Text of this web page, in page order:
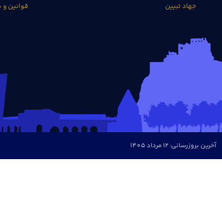
جهاد تبیین
قوانین و
آخرین بروزرسانی: 12 مرداد 1405